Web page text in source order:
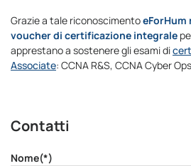
Grazie a tale riconoscimentoeForHum
voucher di certificazione integrale
apprestano a sostenere gli esami di
Associate: CCNA R&S, CCNA Cyber
Contatti
Nome(*)